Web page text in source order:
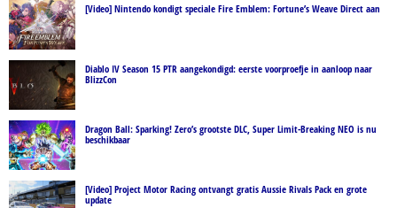
[Video] Nintendo kondigt speciale Fire Emblem: Fortune’s Weave Direct aan
Diablo IV Season 15 PTR aangekondigd: eerste voorproefje in aanloop naar
BlizzCon
Dragon Ball: Sparking! Zero’s grootste DLC, Super Limit-Breaking NEO is nu
beschikbaar
[Video] Project Motor Racing ontvangt gratis Aussie Rivals Pack en grote
update